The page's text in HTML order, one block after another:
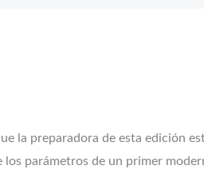
la preparadora de esta edición
parámetros de un primer